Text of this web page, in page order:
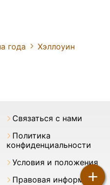
+
года
Хэллоуин
Связаться с нами
Политика
конфиденциальности
Условия и положения
Правовая информация